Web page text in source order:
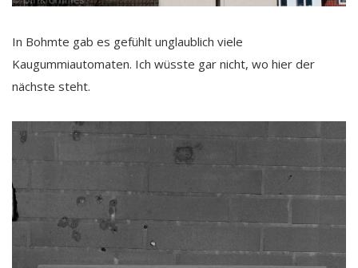
In Bohmte gab es gefühlt unglaublich viele
Kaugummiautomaten. Ich wüsste gar nicht, wo hier der
nächste steht.